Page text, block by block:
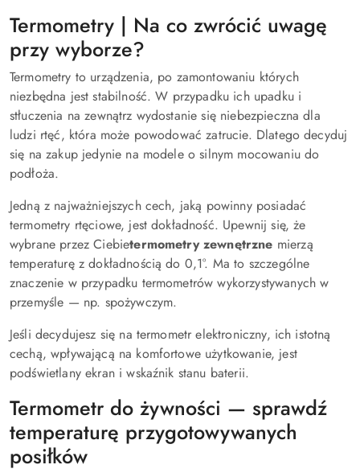
Termometry | Na co zwrócić uwagę
przy wyborze?
Termometry to urządzenia, po zamontowaniu których
niezbędna jest stabilność. W przypadku ich upadku i
stłuczenia na zewnątrz wydostanie się niebezpieczna dla
ludzi rtęć, która może powodować zatrucie. Dlatego decyduj
się na zakup jedynie na modele o silnym mocowaniu do
podłoża.
Jedną z najważniejszych cech, jaką powinny posiadać
termometry rtęciowe, jest dokładność. Upewnij się, że
wybrane przez Ciebietermometry zewnętrzne mierzą
temperaturę z dokładnością do 0,1°. Ma to szczególne
znaczenie w przypadku termometrów wykorzystywanych w
przemyśle — np. spożywczym.
Jeśli decydujesz się na termometr elektroniczny, ich istotną
cechą, wpływającą na komfortowe użytkowanie, jest
podświetlany ekran i wskaźnik stanu baterii.
Termometr do żywności — sprawdź
temperaturę przygotowywanych
posiłków